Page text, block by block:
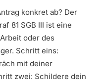
konkret ab? Der
81 SGB III ist eine
oder des
Schritt eins:
mit deiner
zwei: Schildere dein